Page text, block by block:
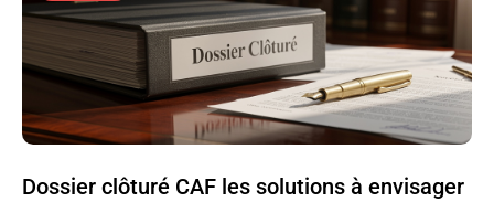
Dossier clôturé CAF les solutions à envisager